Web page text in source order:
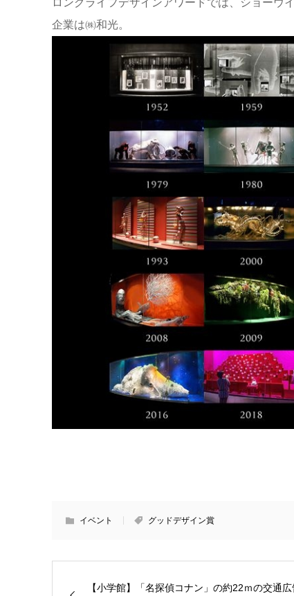
ロングライフデザインアワードでは、ショーウ
企業は㈱和光。
イベント グッドデザイン賞
【小学館】「名探偵コナン」の約22ｍの交通広